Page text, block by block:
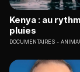
Kenya : au
pluies
DOCUMENTAIRES